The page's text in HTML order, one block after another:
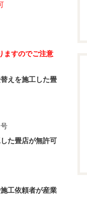
ますのでご注意
えを施工した畳
た畳店が無許可
工依頼者が産業